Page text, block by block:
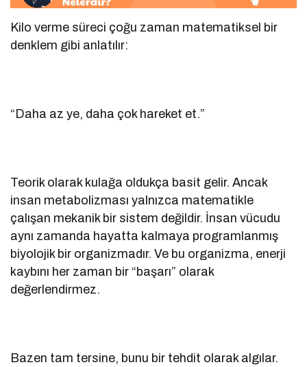
Kilo verme süreci çoğu zaman matematiksel bir
denklem gibi anlatılır:
“Daha az ye, daha çok hareket et.”
Teorik olarak kulağa oldukça basit gelir. Ancak
insan metabolizması yalnızca matematikle
çalışan mekanik bir sistem değildir. İnsan vücudu
aynı zamanda hayatta kalmaya programlanmış
biyolojik bir organizmadır. Ve bu organizma, enerji
kaybını her zaman bir “başarı” olarak
değerlendirmez.
Bazen tam tersine, bunu bir tehdit olarak algılar.